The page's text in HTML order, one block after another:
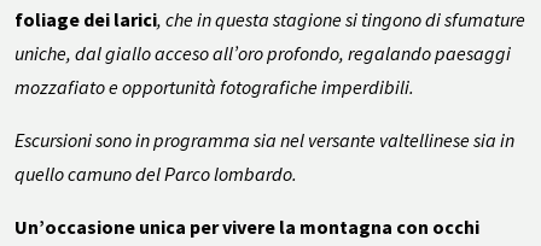
foliage dei larici, che in questa stagione si tingono di sfumature
uniche, dal giallo acceso all’oro profondo, regalando paesaggi
mozzafiato e opportunità fotografiche imperdibili.
Escursioni sono in programma sia nel versante valtellinese sia in
quello camuno del Parco lombardo.
Un’occasione unica per vivere la montagna con occhi